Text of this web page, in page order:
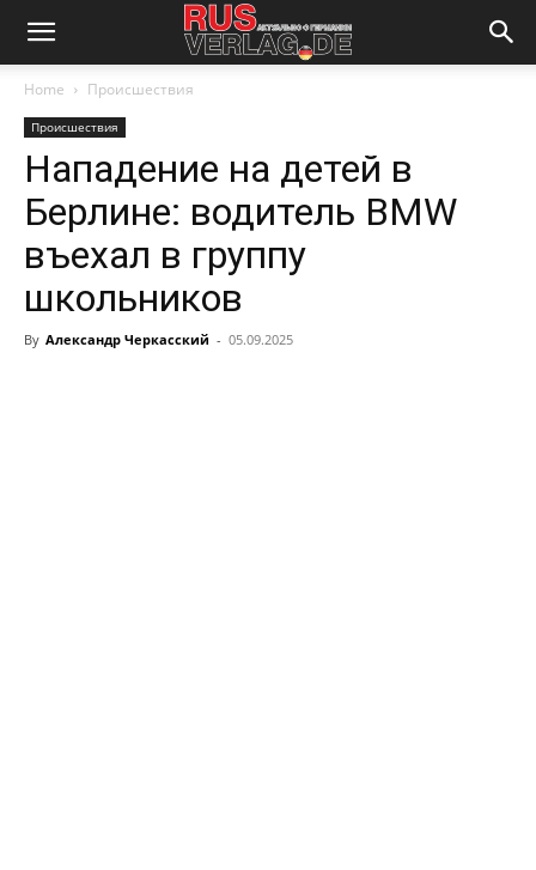
Home Происшествия
Происшествия
Нападение на детей в
Берлине: водитель BMW
въехал в группу
школьников
By Александр Черкасский - 05.09.2025